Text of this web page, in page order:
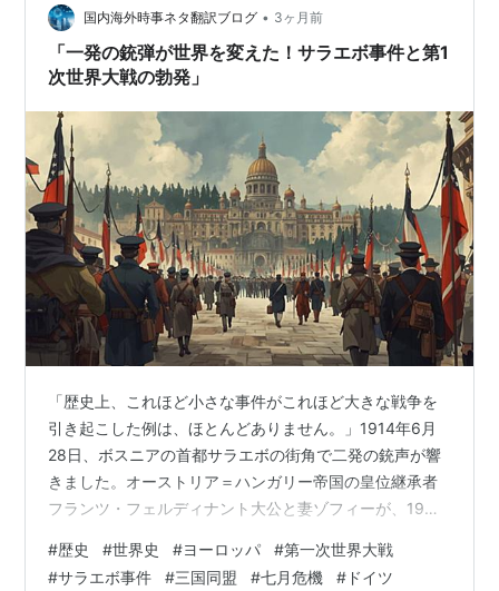
三国協商を結んでドイツを包囲する形となる。三国同盟
対三国協商というのが第一次世界大戦前の欧州における
パワーバランスの基本となった。このため大戦後の陣営
も協商側（いわゆる連合国）と同盟側（いわゆる中央同
盟国）とに区分けすることが多い。
ただし、第一次世界大戦が始まると、もともとオースト
リアとの間には領土問題での利害の対立があったイタリ
アが同盟を離脱、協商側（連合国側）に立って参戦して
いる。
三国同盟 ( 社会) 【 さんごくどうめい】
→日独伊三国軍事同盟
国内海外時事ネタ翻訳ブログ • 3ヶ月前
「一発の銃弾が世界を変えた！サラエボ事件と第1
次世界大戦の勃発」
「歴史上、これほど小さな事件がこれほど大きな戦争を
引き起こした例は、ほとんどありません。」1914年6月
28日、ボスニアの首都サラエボの街角で二発の銃声が響
きました。オーストリア＝ハンガリー帝国の皇位継承者
フランツ・フェルディナント大公と妻ゾフィーが、19歳
のです。この事件から6週間後、ヨーロッパは全面戦争に
#歴史 #世界史 #ヨーロッパ #第一次世界大戦
#サラエボ事件 #三国同盟 #七月危機 # ドイツ